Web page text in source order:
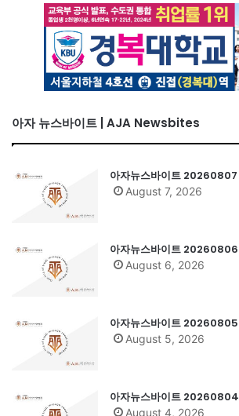
아자 뉴스바이트 | AJA Newsbites
아자뉴스바이트 20260807
August 7, 2026
아자뉴스바이트 20260806
August 6, 2026
아자뉴스바이트 20260805
August 5, 2026
아자뉴스바이트 20260804
August 4, 2026